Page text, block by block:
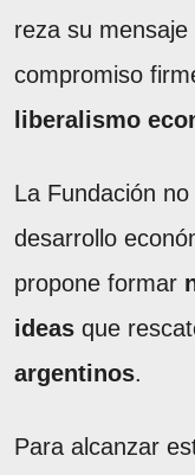
reza su
compromiso
liberalismo
La Fundación
desarrollo
propone formar
ideas que
argentinos.
Para alcanzar